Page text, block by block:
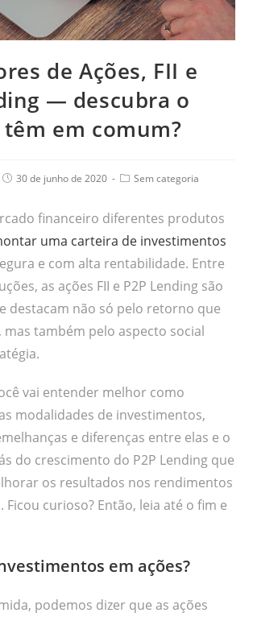
de Ações, FII e
— descubra o
em comum?
30 de junho de 2020 Sem categoria
financeiro diferentes produtos
uma carteira de investimentos
e com alta rentabilidade. Entre
as ações FII e P2P Lending são
destacam não só pelo retorno que
também pelo aspecto social
vai entender melhor como
modalidades de investimentos,
e diferenças entre elas e o
do crescimento do P2P Lending que
os resultados nos rendimentos
Ficou curioso? Então, leia até o fim e
em ações?
podemos dizer que as ações